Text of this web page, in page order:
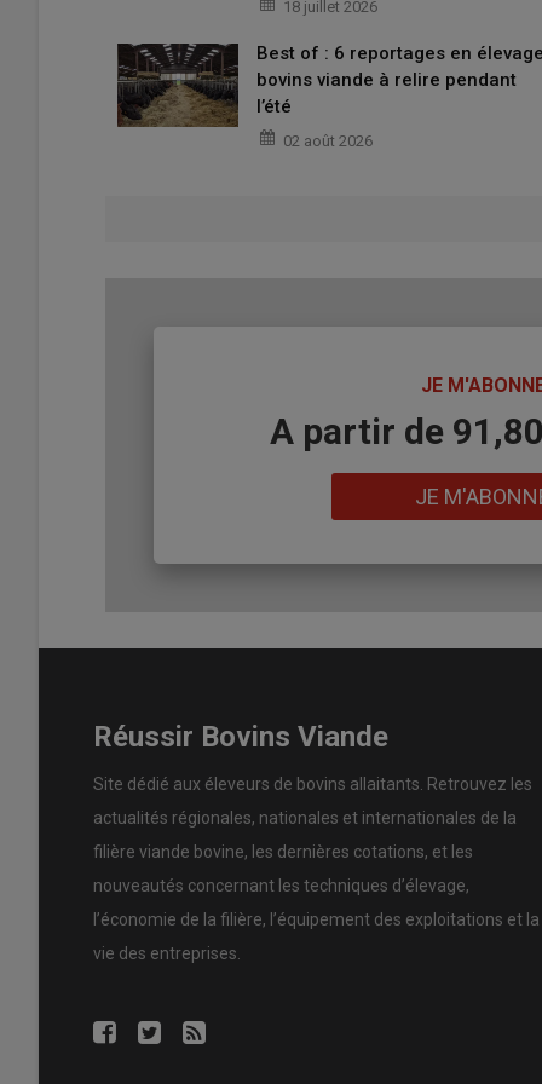
gène « bulldog » en aubrac.
Lire aussi : Élevage bovin : l’épigénétique
Toujours possible de restaurer les
« Contrairement à une idée répandue, la consanguinité
Danchin. Lorsqu’un animal trèsconsanguinest
communs, les effets négatifs peuvent être fortement
dans la conservation des races à petits effectifs
favorise l’expression d’anomaliesgénétiqueset la
limitent à l’analyse des quatre premières générations,
« Le reproducteur parfait n’existe pas »
La consanguinité est l’affaire de tous. Aucun
expression, une gestion collective est indispensable,
des accouplements. À l’échelle de l’élevage, quelques
longévité, compromettant durablement les
18 juillet 2026
Best of : 6 reportages en élevage
bovins viande à relire pendant
l’été
02 août 2026
JE
BodyA partir de
JE
Réussir Bovins Viande
Site dédié aux éleveurs de bovins allaitants. Retrouvez les
actualités régionales, nationales et internationales de la
filière viande bovine, les dernières cotations, et les
nouveautés concernant les techniques d’élevage,
l’économie de la filière, l’équipement des exploitations et la
vie des entreprises.